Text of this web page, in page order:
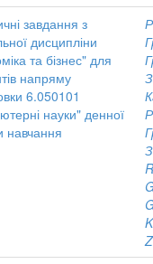
завдання з
дисципліни
та бізнес" для
напряму
6.050101
науки" денної